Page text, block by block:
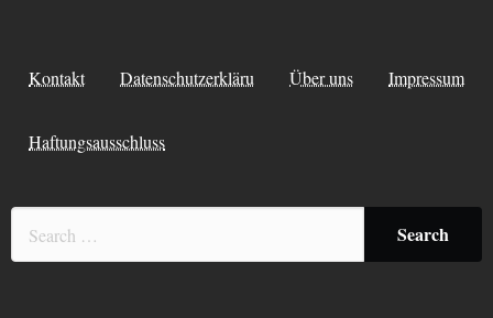
Kontakt Datenschutzerkläru Über uns Impressum
Haftungsausschluss